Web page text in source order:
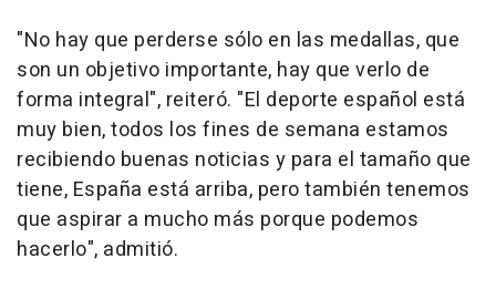
"No hay que perderse sólo en las medallas, que
son un objetivo importante, hay que verlo de
forma integral", reiteró. "El deporte español está
muy bien, todos los fines de semana estamos
recibiendo buenas noticias y para el tamaño que
tiene, España está arriba, pero también tenemos
que aspirar a mucho más porque podemos
hacerlo", admitió.